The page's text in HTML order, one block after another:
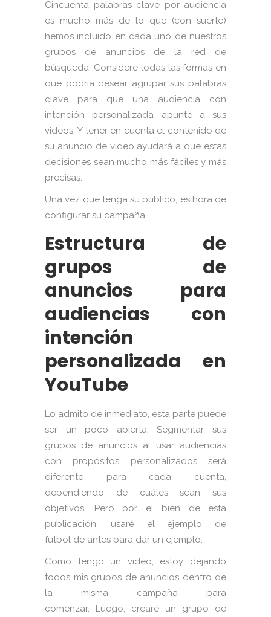
Cincuenta palabras clave por audiencia
es mucho más de lo que (con suerte)
hemos incluido en cada uno de nuestros
grupos de anuncios de la red de
búsqueda. Considere todas las formas en
que podría desear agrupar sus palabras
clave para que una audiencia con
intención personalizada apunte a sus
videos. Y tener en cuenta el contenido de
su anuncio de video ayudará a que estas
decisiones sean mucho más fáciles y más
precisas.
Una vez que tenga su público, es hora de
configurar su campaña.
Estructura de
grupos de
anuncios para
audiencias con
intención
personalizada en
YouTube
Lo admito de inmediato, esta parte puede
ser un poco abierta. Segmentar sus
grupos de anuncios al usar audiencias
con propósitos personalizados será
diferente para cada cuenta,
dependiendo de cuáles sean sus
objetivos. Pero por el bien de esta
publicación, usaré el ejemplo de
futbol de antes para dar un ejemplo.
Como tengo un video, estoy dejando
todos mis grupos de anuncios dentro de
la misma campaña para
comenzar. Luego, crearé un grupo de